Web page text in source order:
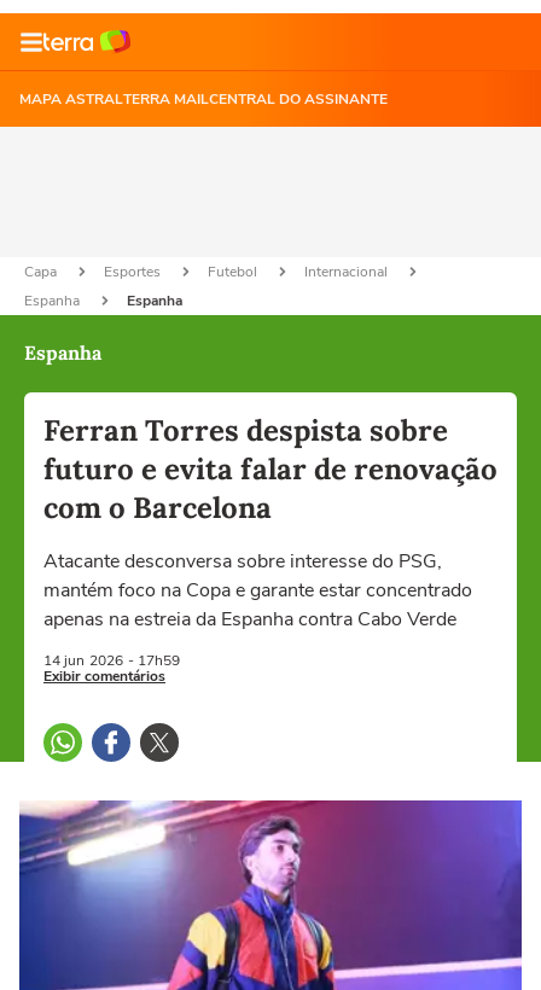
MAPA ASTRALTERRA MAILCENTRAL DO ASSINANTE
Capa Esportes Futebol
Internacional
Espanha
Espanha
Espanha
Ferran Torres despista sobre
futuro e evita falar de renovação
com o Barcelona
Atacante desconversa sobre interesse do PSG,
mantém foco na Copa e garante estar concentrado
apenas na estreia da Espanha contra Cabo Verde
14 jun 2026 - 17h59
Exibir comentários